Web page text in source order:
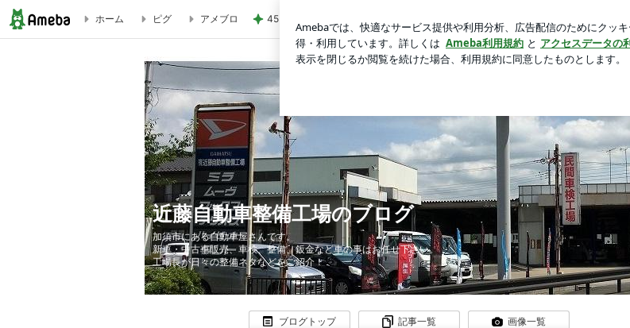
ホーム ピグ アメブロ 45%増量の肉汁でまみれた帰り道
近藤自動車整備工場のブログ
加須市にある自動車屋さんです。
新車・中古車販売、車検、整備、鈑金など車の事はお任せ下さい。
工場長が日々の整備ネタなどをご紹介！
ブログトップ 記事一覧 画像一覧